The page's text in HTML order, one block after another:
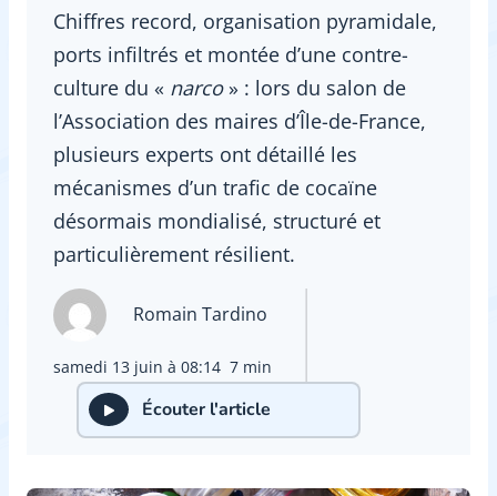
Chiffres record, organisation pyramidale,
ports infiltrés et montée d’une contre-
culture du « narco » : lors du salon de
l’Association des maires d’Île-de-France,
plusieurs experts ont détaillé les
mécanismes d’un trafic de cocaïne
désormais mondialisé, structuré et
particulièrement résilient.
Romain Tardino
samedi 13 juin à 08:14 7 min
Écouter l'article